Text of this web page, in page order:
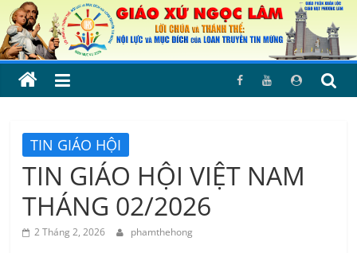
Skip
to
content
TIN GIÁO HỘI
TIN GIÁO HỘI VIỆT NAM
THÁNG 02/2026
2 Tháng 2, 2026 phamthehong